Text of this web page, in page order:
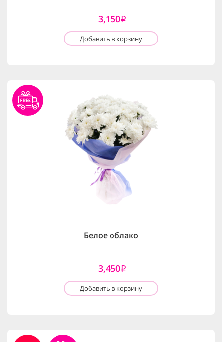
3,150i
Добавить в корзину
Белое облако
3,450i
Добавить в корзину